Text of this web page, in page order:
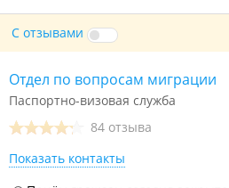
С отзывами
Отдел по вопросам миграции
Паспортно-визовая служба
84 отзыва
Показать контакты